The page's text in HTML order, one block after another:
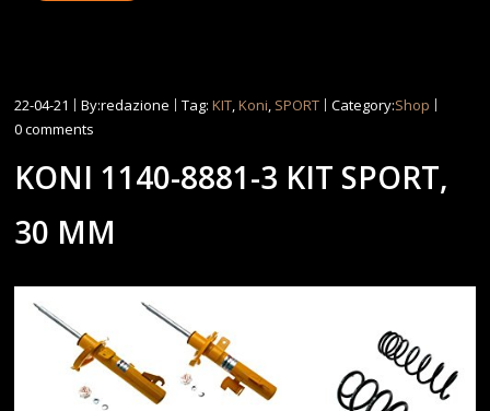
22-04-21 By:redazione Tag:KIT,Koni, SPORT Category:Shop
0 comments
KONI 1140-8881-3 KIT SPORT,
30 MM